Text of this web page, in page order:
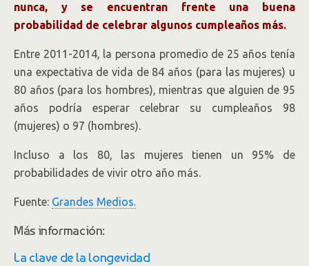
nunca, y se encuentran frente una buena
probabilidad de celebrar algunos cumpleaños más.
Entre 2011-2014, la persona promedio de 25 años tenía
una expectativa de vida de 84 años (para las mujeres) u
80 años (para los hombres), mientras que alguien de 95
años podría esperar celebrar su cumpleaños 98
(mujeres) o 97 (hombres).
Incluso a los 80, las mujeres tienen un 95% de
probabilidades de vivir otro año más.
Fuente: Grandes Medios.
Más información:
La clave de la longevidad